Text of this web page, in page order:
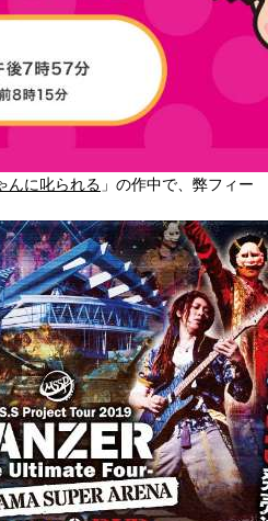
んに叱られる 」の作中で、弊フィー